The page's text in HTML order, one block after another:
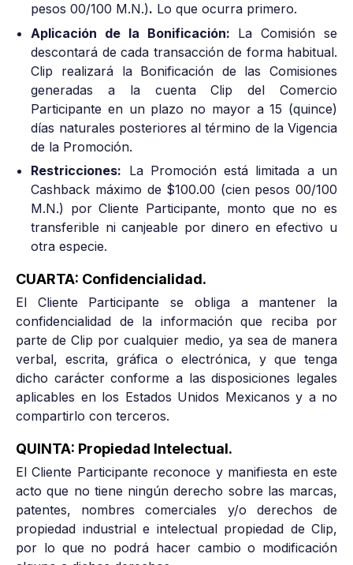
pesos 00/100 M.N.). Lo que ocurra primero.
Aplicación de la Bonificación: La Comisión se
descontará de cada transacción de forma habitual.
Clip realizará la Bonificación de las Comisiones
generadas a la cuenta Clip del Comercio
Participante en un plazo no mayor a 15 (quince)
días naturales posteriores al término de la Vigencia
de la Promoción.
Restricciones: La Promoción está limitada a un
Cashback máximo de $100.00 (cien pesos 00/100
M.N.) por Cliente Participante, monto que no es
transferible ni canjeable por dinero en efectivo u
otra especie.
CUARTA: Confidencialidad.
El Cliente Participante se obliga a mantener la
confidencialidad de la información que reciba por
parte de Clip por cualquier medio, ya sea de manera
verbal, escrita, gráfica o electrónica, y que tenga
dicho carácter conforme a las disposiciones legales
aplicables en los Estados Unidos Mexicanos y a no
compartirlo con terceros.
QUINTA: Propiedad Intelectual.
El Cliente Participante reconoce y manifiesta en este
acto que no tiene ningún derecho sobre las marcas,
patentes, nombres comerciales y/o derechos de
propiedad industrial e intelectual propiedad de Clip,
por lo que no podrá hacer cambio o modificación